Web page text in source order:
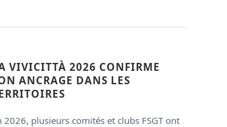
VIVICITTÀ 2026 CONFIRME
ANCRAGE DANS LES
2026, plusieurs comités et clubs FSGT ont